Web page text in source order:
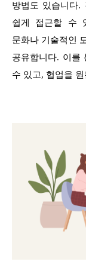
방법도 있습니다.
쉽게 접근할 수
문화나 기술적인
공유합니다. 이를
수 있고, 협업을